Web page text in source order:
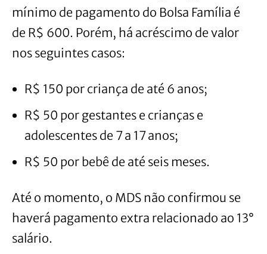
mínimo de pagamento do Bolsa Família é
de R$ 600. Porém, há acréscimo de valor
nos seguintes casos:
R$ 150 por criança de até 6 anos;
R$ 50 por gestantes e crianças e
adolescentes de 7 a 17 anos;
R$ 50 por bebê de até seis meses.
Até o momento, o MDS não confirmou se
haverá pagamento extra relacionado ao 13°
salário.